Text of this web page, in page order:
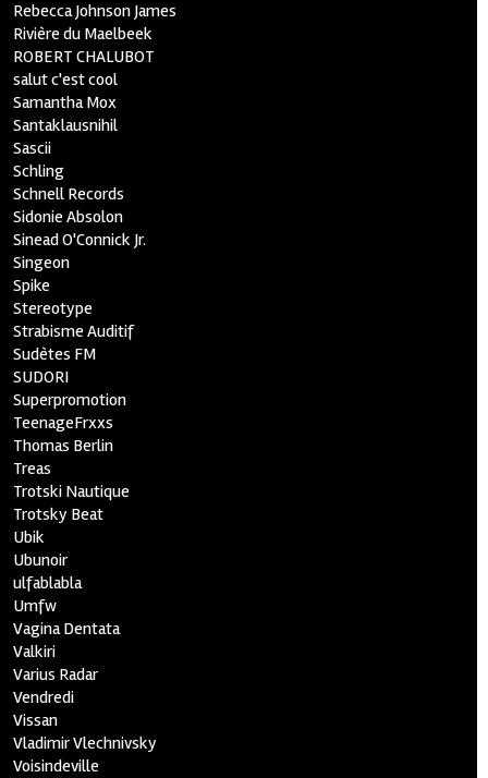
Rebecca Johnson James
Rivière du Maelbeek
ROBERT CHALUBOT
salut c'est cool
Samantha Mox
Santaklausnihil
Sascii
Schling
Schnell Records
Sidonie Absolon
Sinead O'Connick Jr.
Singeon
Spike
Stereotype
Strabisme Auditif
Sudètes FM
SUDORI
Superpromotion
TeenageFrxxs
Thomas Berlin
Treas
Trotski Nautique
Trotsky Beat
Ubik
Ubunoir
ulfablabla
Umfw
Vagina Dentata
Valkiri
Varius Radar
Vendredi
Vissan
Vladimir Vlechnivsky
Voisindeville